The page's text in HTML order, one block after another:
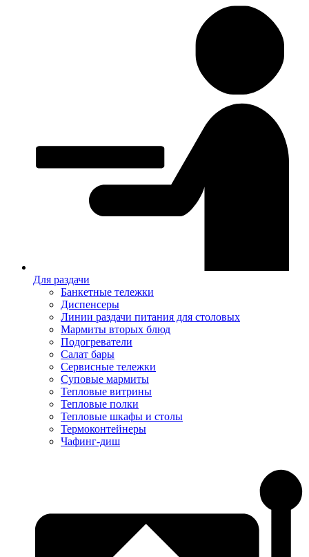
Для раздачи
Банкетные тележки
Диспенсеры
Линии раздачи питания для столовых
Мармиты вторых блюд
Подогреватели
Салат бары
Сервисные тележки
Суповые мармиты
Тепловые витрины
Тепловые полки
Тепловые шкафы и столы
Термоконтейнеры
Чафинг-диш